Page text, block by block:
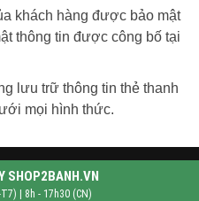
khách hàng được bảo mật
thông tin được công bố tại
lưu trữ thông tin thẻ thanh
mọi hình thức.
SHOP2BANH.VN
| 8h - 17h30 (CN)